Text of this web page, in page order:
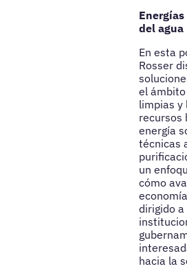
del agua
En esta
Rosser
el
limpias y
recursos
energía
técnicas
un
cómo
dirigido a
hacia la